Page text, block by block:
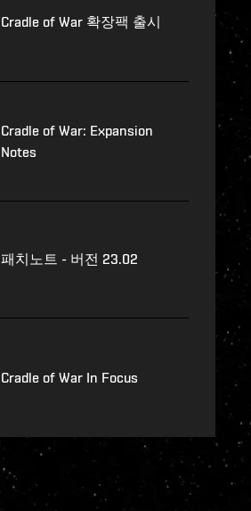
Cradle of War 확장팩 출시
Cradle of War: Expansion
Notes
패치노트 - 버전 23.02
Cradle of War In Focus